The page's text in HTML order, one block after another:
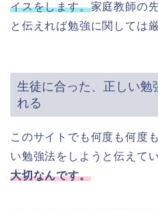
イスをします。家庭教師の
と伝えれば勉強に関しては
生徒に合った、正しい勉
れる
このサイトでも何度も何度
い勉強法をしようと伝えて
大切なんです。